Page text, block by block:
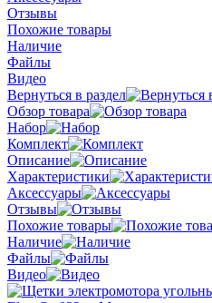
Отзывы
Похожие товары
Наличие
Файлы
Видео
Вернуться в раздел
Обзор товара
Набор
Комплект
Описание
Характеристики
Аксессуары
Отзывы
Похожие товары
Наличие
Файлы
Видео